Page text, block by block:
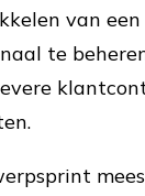
van
te